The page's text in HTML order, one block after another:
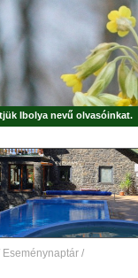
Ibolya nevű olvasóinkat.
Eseménynaptár /